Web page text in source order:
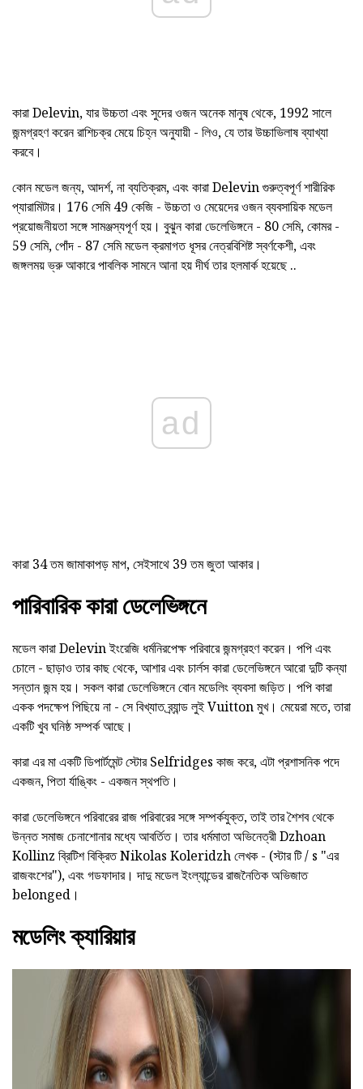
কারা Delevin, যার উচ্চতা এবং সুদের ওজন অনেক মানুষ থেকে, 1992 সালে
জন্মগ্রহণ করেন রাশিচক্র মেয়ে চিহ্ন অনুযায়ী - লিও, যে তার উচ্চাভিলাষ ব্যাখ্যা
করবে।
কোন মডেল জন্য, আদর্শ, না ব্যতিক্রম, এবং কারা Delevin গুরুত্বপূর্ণ শারীরিক
প্যারামিটার। 176 সেমি 49 কেজি - উচ্চতা ও মেয়েদের ওজন ব্যবসায়িক মডেল
প্রয়োজনীয়তা সঙ্গে সামঞ্জস্যপূর্ণ হয়। বুঝুন কারা ডেলেভিঙ্গনে - 80 সেমি, কোমর -
59 সেমি, পোঁদ - 87 সেমি মডেল ক্রমাগত ধূসর নেত্রবিশিষ্ট স্বর্ণকেশী, এবং
জঙ্গলময় ভ্রু আকারে পাবলিক সামনে আনা হয় দীর্ঘ তার হলমার্ক হয়েছে ..
ad
কারা 34 তম জামাকাপড় মাপ, সেইসাথে 39 তম জুতা আকার।
পারিবারিক কারা ডেলেভিঙ্গনে
মডেল কারা Delevin ইংরেজি ধর্মনিরপেক্ষ পরিবারে জন্মগ্রহণ করেন। পপি এবং
চোলে - ছাড়াও তার কাছ থেকে, আশার এবং চার্লস কারা ডেলেভিঙ্গনে আরো দুটি কন্যা
সন্তান জন্ম হয়। সকল কারা ডেলেভিঙ্গনে বোন মডেলিং ব্যবসা জড়িত। পপি কারা
একক পদক্ষেপ পিছিয়ে না - সে বিখ্যাত ব্র্যান্ড লুই Vuitton মুখ। মেয়েরা মতে, তারা
একটি খুব ঘনিষ্ঠ সম্পর্ক আছে।
কারা এর মা একটি ডিপার্টমেন্ট স্টোর Selfridges কাজ করে, এটা প্রশাসনিক পদে
একজন, পিতা র্যাঙ্কিং - একজন স্থপতি।
কারা ডেলেভিঙ্গনে পরিবারের রাজ পরিবারের সঙ্গে সম্পর্কযুক্ত, তাই তার শৈশব থেকে
উন্নত সমাজ চেনাশোনার মধ্যে আবর্তিত। তার ধর্মমাতা অভিনেত্রী Dzhoan
Kollinz ব্রিটিশ বিক্রিত Nikolas Koleridzh লেখক - (স্টার টি / s "এর
রাজবংশের"), এবং গডফাদার। দাদু মডেল ইংল্যান্ডের রাজনৈতিক অভিজাত
belonged।
মডেলিং ক্যারিয়ার